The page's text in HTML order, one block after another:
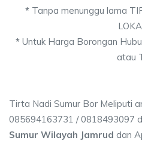
*Tanpa menunggu lama
*Untuk Harga Borongan
atau
Tirta Nadi Sumur Bor Meliputi
085694163731 / 0818493097
Sumur Wilayah Jamrud dan